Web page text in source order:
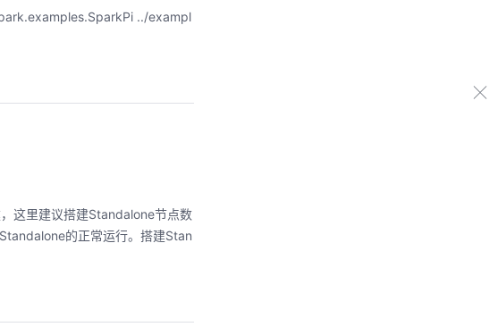
../exampl
这里建议搭建Standalone节点数
的正常运行。搭建Stan